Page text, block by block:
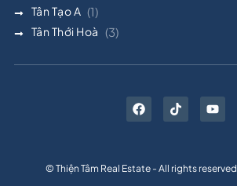
Tân Tạo A (1)
Tân Thới Hoà (3)
© Thiện Tâm Real Estate - All rights reserved